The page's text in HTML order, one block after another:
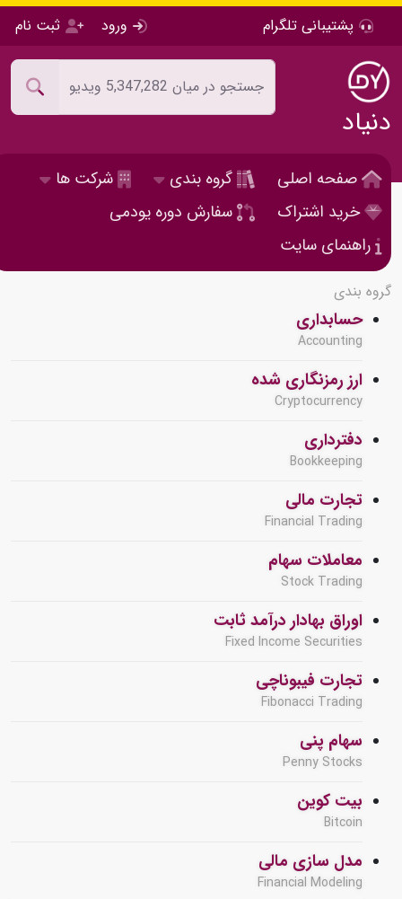
پشتیبانی تلگرام ورود ثبت نام
دنیاد
صفحه اصلی گروه بندی
شرکت ها
خرید اشتراک
سفارش دوره یودمی
راهنمای سایت
گروه بندی
حسابداری
Accounting
ارز رمزنگاری شده
Cryptocurrency
دفترداری
Bookkeeping
تجارت مالی
Financial Trading
معاملات سهام
Stock Trading
اوراق بهادار درآمد ثابت
Fixed Income Securities
تجارت فیبوناچی
Fibonacci Trading
سهام پنی
Penny Stocks
بیت کوین
Bitcoin
مدل سازی مالی
Financial Modeling